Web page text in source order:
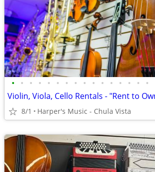
• • • • • • • • • • • • • • • •
Violin, Viola, Cello Rentals - "Rent to
8/1 Harper's Music - Chula Vista